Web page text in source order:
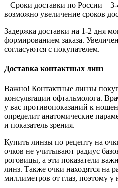
– Сроки доставки по России –
возможно увеличение сроков
Задержка доставки на 1-2 дня
формированием заказа.
согласуются с покупателем.
Доставка контактных линз
Важно! Контактные линзы
консультации офтальмолога.
у вас противопоказаний к
определит анатомические
и показатель зрения.
Купить линзы по рецепту на
очков не учитывают радиус
роговицы, а эти показатели
линз. Также очки находятся на
миллиметров от глаз, поэтому